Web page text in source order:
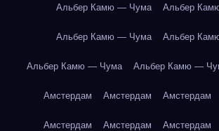
Альбер Камю — Чума Альбер
Альбер Камю — Чума Альбер
Альбер Камю — Чума Альбер Камю —
Амстердам Амстердам Амстердам
Амстердам Амстердам Амстердам